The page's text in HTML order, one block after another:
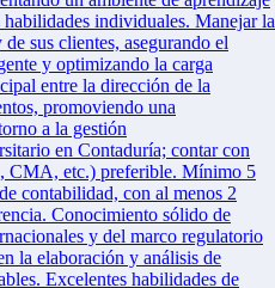
individuales. Manejar la
sus clientes, asegurando el
y optimizando la carga
entre la dirección de la
promoviendo una
a la gestión
en Contaduría; contar con
CMA, etc.) preferible. Mínimo 5
contabilidad, con al menos 2
Conocimiento sólido de
y del marco regulatorio
la elaboración y análisis de
Excelentes habilidades de